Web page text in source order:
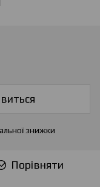
знижки
Порівняти